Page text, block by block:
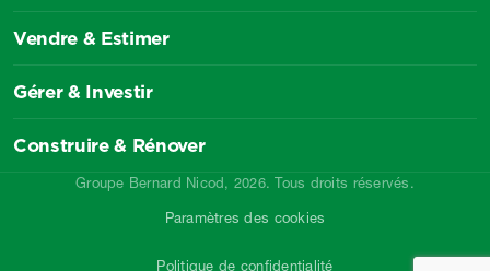
Vendre & Estimer
Gérer & Investir
Construire & Rénover
Groupe Bernard Nicod, 2026. Tous droits réservés.
Paramètres des cookies
Politique de confidentialité